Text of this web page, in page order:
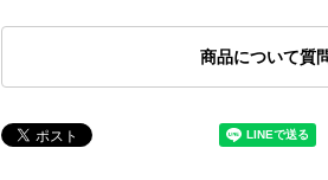
商品について質